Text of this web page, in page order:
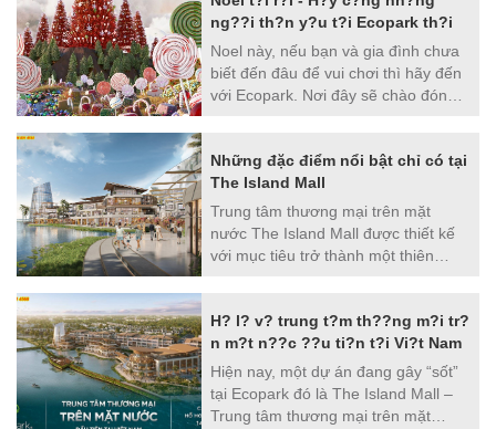
Số lượng căn hộ: 1468 căn
Hệ thống tiện ích: Quảng trường trẻ
thơ 5000m2 | Công viên trẻ thơ | Hồ
trên mây | BBQ thượng uyển & rạp
chiếu phim ngoài trời
Quản lý và vận hành: CBRE
nhiên yêu thương, mang lại cho cư
dân tại đây mỗi ngày trải nghiệm
như nghỉ dưỡng ở resort 6 sao.
ng??i th?n y?u t?i Ecopark th?i
Noel này, nếu bạn và gia đình chưa
biết đến đâu để vui chơi thì hãy đến
với Ecopark. Nơi đây sẽ chào đón
tráng và rực rỡ chưa từng có tại
Miền Bắc.
Những đặc điểm nổi bật chỉ có tại
The Island Mall
Trung tâm thương mại trên mặt
nước The Island Mall được thiết kế
với mục tiêu trở thành một thiên
những thế The Island Mall còn hội
những đặc điểm hiếm có. Vậy cụ thể
như thế nào? Hãy cùng
batdongsanecopark.vn tìm hiểu qua
bài viết này nhé.
H? l? v? trung t?m th??ng m?i tr?
n m?t n??c ??u ti?n t?i Vi?t Nam
Hiện nay, một dự án đang gây “sốt”
tại Ecopark đó là The Island Mall –
Trung tâm thương mại trên mặt